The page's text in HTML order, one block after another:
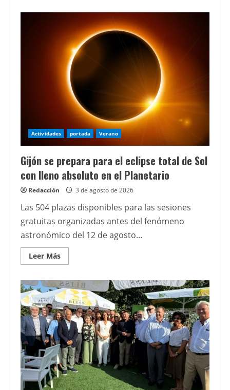
acusa
al
Gobierno
Gijón
de
bloquear
los
pasos
seguros
entre
La
Calzada
Jove
Actividades portada Verano
Gijón se prepara para el eclipse total de Sol
con lleno absoluto en el Planetario
Redacción 3 de agosto de 2026
Las 504 plazas disponibles para las sesiones
gratuitas organizadas antes del fenómeno
astronómico del 12 de agosto...
Leer MásLeer
más
Gijón
se
prepara
para
el
eclipse
total
de
Sol
con
lleno
absoluto
en
el
Planetario